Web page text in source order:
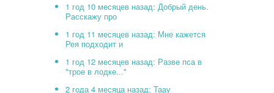
1 год 10 месяцев назад: Добрый день.
Расскажу про
1 год 11 месяцев назад: Мне кажется
Рея подходит и
1 год 12 месяцев назад: Разве пса в
"трое в лодке..."
2 года 4 месяца назад: Таау